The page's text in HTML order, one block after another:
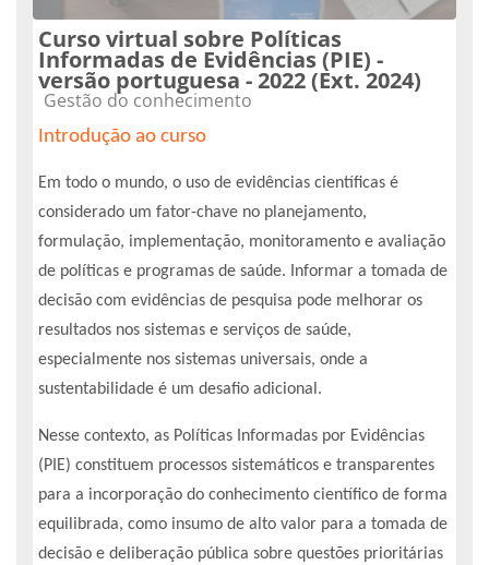
Curso virtual sobre Políticas
Informadas de Evidências (PIE) -
versão portuguesa - 2022 (Ext. 2024)
Categoría de cursos
Gestão do conhecimento
Introdução ao curso
Em todo o mundo, o uso de evidências científicas é
considerado um fator-chave no planejamento,
formulação, implementação, monitoramento e avaliação
de políticas e programas de saúde. Informar a tomada de
decisão com evidências de pesquisa pode melhorar os
resultados nos sistemas e serviços de saúde,
especialmente nos sistemas universais, onde a
sustentabilidade é um desafio adicional.
Nesse contexto, as Políticas Informadas por Evidências
(PIE) constituem processos sistemáticos e transparentes
para a incorporação do conhecimento científico de forma
equilibrada, como insumo de alto valor para a tomada de
decisão e deliberação pública sobre questões prioritárias